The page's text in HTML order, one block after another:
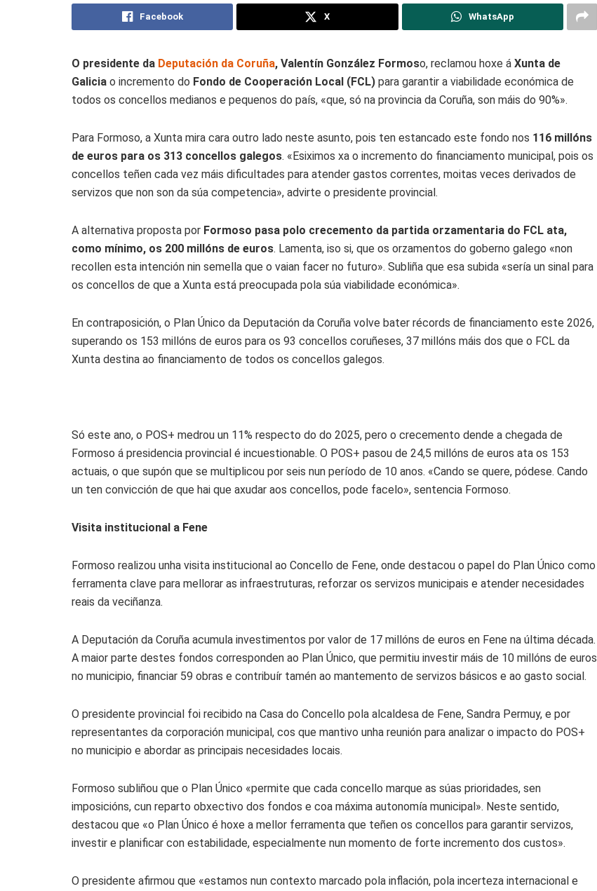
Facebook X WhatsApp
O presidente da Deputación da Coruña, Valentín González Formoso, reclamou hoxe á Xunta de
Galicia o incremento do Fondo de Cooperación Local (FCL) para garantir a viabilidade económica de
todos os concellos medianos e pequenos do país, «que, só na provincia da Coruña, son máis do 90%».
Para Formoso, a Xunta mira cara outro lado neste asunto, pois ten estancado este fondo nos 116 millóns
de euros para os 313 concellos galegos. «Esiximos xa o incremento do financiamento municipal, pois os
concellos teñen cada vez máis dificultades para atender gastos correntes, moitas veces derivados de
servizos que non son da súa competencia», advirte o presidente provincial.
A alternativa proposta por Formoso pasa polo crecemento da partida orzamentaria do FCL ata,
como mínimo, os 200 millóns de euros. Lamenta, iso si, que os orzamentos do goberno galego «non
recollen esta intención nin semella que o vaian facer no futuro». Subliña que esa subida «sería un sinal para
os concellos de que a Xunta está preocupada pola súa viabilidade económica».
En contraposición, o Plan Único da Deputación da Coruña volve bater récords de financiamento este 2026,
superando os 153 millóns de euros para os 93 concellos coruñeses, 37 millóns máis dos que o FCL da
Xunta destina ao financiamento de todos os concellos galegos.
Só este ano, o POS+ medrou un 11% respecto do do 2025, pero o crecemento dende a chegada de
Formoso á presidencia provincial é incuestionable. O POS+ pasou de 24,5 millóns de euros ata os 153
actuais, o que supón que se multiplicou por seis nun período de 10 anos. «Cando se quere, pódese. Cando
un ten convicción de que hai que axudar aos concellos, pode facelo», sentencia Formoso.
Visita institucional a Fene
Formoso realizou unha visita institucional ao Concello de Fene, onde destacou o papel do Plan Único como
ferramenta clave para mellorar as infraestruturas, reforzar os servizos municipais e atender necesidades
reais da veciñanza.
A Deputación da Coruña acumula investimentos por valor de 17 millóns de euros en Fene na última década.
A maior parte destes fondos corresponden ao Plan Único, que permitiu investir máis de 10 millóns de euros
no municipio, financiar 59 obras e contribuír tamén ao mantemento de servizos básicos e ao gasto social.
O presidente provincial foi recibido na Casa do Concello pola alcaldesa de Fene, Sandra Permuy, e por
representantes da corporación municipal, cos que mantivo unha reunión para analizar o impacto do POS+
no municipio e abordar as principais necesidades locais.
Formoso subliñou que o Plan Único «permite que cada concello marque as súas prioridades, sen
imposicións, cun reparto obxectivo dos fondos e coa máxima autonomía municipal». Neste sentido,
destacou que «o Plan Único é hoxe a mellor ferramenta que teñen os concellos para garantir servizos,
investir e planificar con estabilidade, especialmente nun momento de forte incremento dos custos».
O presidente afirmou que «estamos nun contexto marcado pola inflación, pola incerteza internacional e